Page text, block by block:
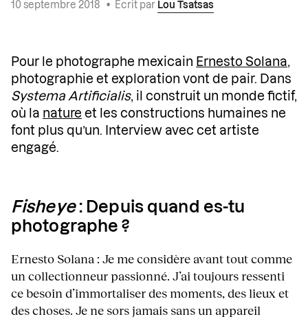
10 septembre 2018 • Écrit par Lou Tsatsas
Pour le photographe mexicain Ernesto Solana,
photographie et exploration vont de pair. Dans
Systema Artificialis, il construit un monde fictif,
où la nature et les constructions humaines ne
font plus qu’un. Interview avec cet artiste
engagé.
Fisheye: Depuis quand es-tu
photographe ?
Ernesto Solana : Je me considère avant tout comme
un collectionneur passionné. J’ai toujours ressenti
ce besoin d’immortaliser des moments, des lieux et
des choses. Je ne sors jamais sans un appareil